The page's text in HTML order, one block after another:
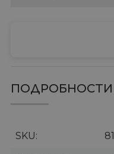
ПОДРОБНОСТИ
SKU